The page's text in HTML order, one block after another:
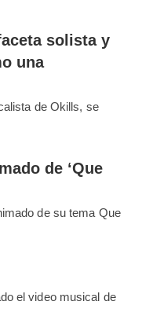
solista y
una
de Okills, se
de ‘Que
de su tema Que
el video musical de